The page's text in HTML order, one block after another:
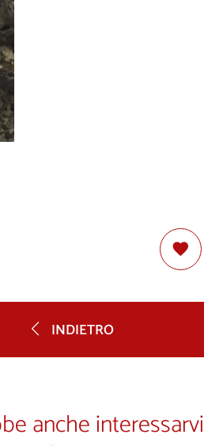
INDIETRO
anche interessarvi